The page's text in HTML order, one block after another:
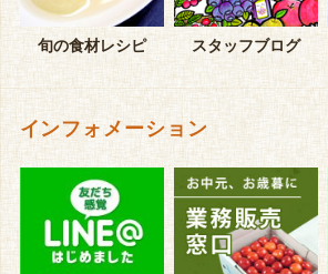
旬の食材レシピ スタッフブログ
インフォメーション